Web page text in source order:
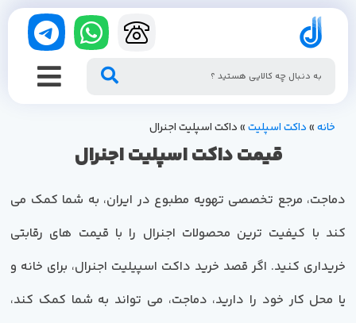
خانه»داکت اسپلیت»داکت اسپلیت اجنرال
قیمت داکت اسپلیت اجنرال
دماجت، مرجع تخصصی تهویه مطبوع در ایران، به شما کمک می
کند با کیفیت ترین محصولات اجنرال را با قیمت های رقابتی
خریداری کنید. اگر قصد خرید داکت اسپیلیت اجنرال، برای خانه و
یا محل کار خود را دارید، دماجت، می تواند به شما کمک کند،